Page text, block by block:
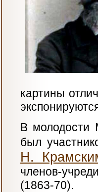
картины
В молодости
был
Н.
членов-
(1863-70).